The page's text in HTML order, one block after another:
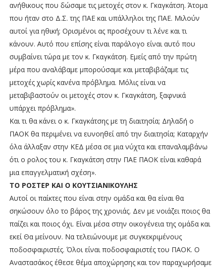
ανήθικους που δώσαμε τις μετοχές στον κ. Γκαγκάτση. Άτομα
που ήταν στο Δ.Σ. της ΠΑΕ και υπάλληλοι της ΠΑΕ. Μιλούν
αυτοί για ηθική; Ορισμένοι ας προσέχουν τι λένε και τι
κάνουν. Αυτό που επίσης είναι παράλογο είναι αυτό που
συμβαίνει τώρα με τον κ. Γκαγκάτση. Εμείς από την πρώτη
μέρα που αναλάβαμε μπορούσαμε και μεταβιβάζαμε τις
μετοχές χωρίς κανένα πρόβλημα. Μόλις είναι να
μεταβιβαστούν οι μετοχές στον κ. Γκαγκάτση, ξαφνικά
υπάρχει πρόβλημα».
Και τι θα κάνει ο κ. Γκαγκάτσης με τη διαιτησία; Δηλαδή ο
ΠΑΟΚ θα περιμένει να ευνοηθεί από την διαιτησία; Καταρχήν
όλα άλλαξαν στην ΚΕΔ μέσα σε μια νύχτα και επαναλαμβάνω
ότι ο ρολος του κ. Γκαγκάτση στην ΠΑΕ ΠΑΟΚ είναι καθαρά
μια επαγγελματική σχέση».
ΤΟ ΡΟΣΤΕΡ ΚΑΙ Ο ΚΟΥΤΣΙΑΝΙΚΟΥΛΗΣ
Αυτοί οι παίκτες που είναι στην ομάδα και θα είναι θα
σηκώσουν όλο το βάρος της χρονιάς. Δεν με νοιάζει ποιος θα
παίζει και ποιος όχι. Είναι μέσα στην οικογένεια της ομάδα και
εκεί Θα μείνουν. Να τελειώνουμε με συγκεκριμένους
ποδοσφαιριστές. Όλοι είναι ποδοσφαιριστές του ΠΑΟΚ. Ο
Αναστασάκος έθεσε θέμα αποχώρησης και τον παραχωρήσαμε